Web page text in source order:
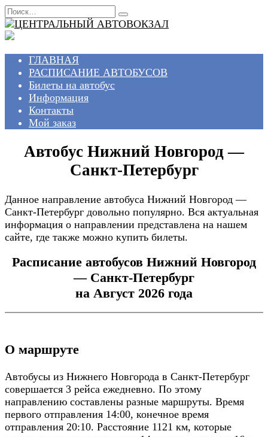
Перейти
к
содержанию
Search
for:
ГЛАВНАЯ
РАСПИСАНИЕ АВТОБУСОВ
Билеты на автобус
Информация
Контакты
Мой заказ
Автобус Нижний Новгород —
Санкт-Петербург
Данное направление автобуса Нижний Новгород —
Санкт-Петербург довольно популярно. Вся актуальная
информация о направлении представлена на нашем
сайте, где также можно купить билеты.
Расписание автобусов Нижний Новгород
— Санкт-Петербург
на Август 2026 года
О маршруте
Автобусы из Нижнего Новгорода в Санкт-Петербург
совершается 3 рейса ежедневно. По этому
направлению составлены разные маршруты. Время
первого отправления 14:00, конечное время
отправления 20:10. Расстояние 1121 км, которые